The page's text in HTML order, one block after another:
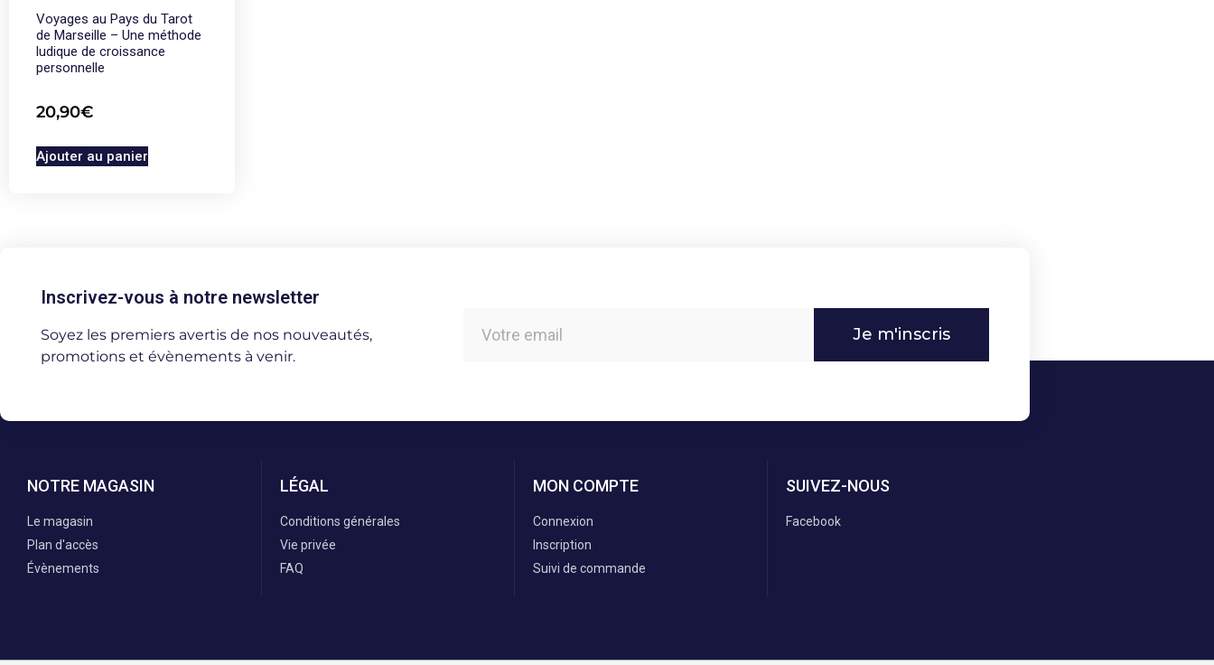
Voyages au Pays du Tarot
de Marseille – Une méthode
ludique de croissance
personnelle
20,90€
Ajouter au panier
Inscrivez-vous à notre newsletter
Soyez les premiers avertis de nos nouveautés,
promotions et évènements à venir.
Je m'inscris
NOTRE MAGASIN
Le magasin
Plan d'accès
Évènements
LÉGAL
Conditions générales
Vie privée
FAQ
MON COMPTE
Connexion
Inscription
Suivi de commande
SUIVEZ-NOUS
Facebook